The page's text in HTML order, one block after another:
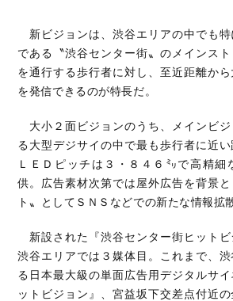
新ビジョンは、渋谷エリアの中でも
である〝渋谷センター街〟のメインス
を通行する歩行者に対し、至近距離か
を発信できるのが特長だ。
大小２面ビジョンのうち、メインビジ
る大型デジサイの中で最も歩行者に近い
ＬＥＤピッチは３・８４６㍉で高精細
供。広告素材次第では屋外広告を背景
ト〟としてＳＮＳなどでの新たな情報拡
新設された『渋谷センター街ヒット
渋谷エリアでは３媒体目。これまで、
る日本最大級の単面広告用デジタルサ
ットビジョン』、宮益坂下交差点付近